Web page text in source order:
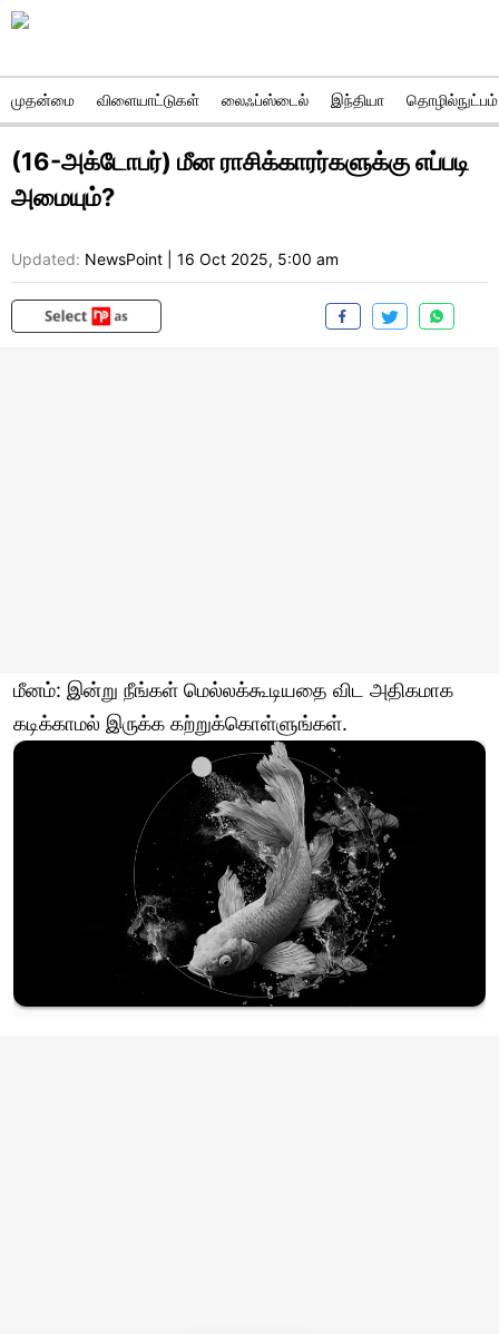
முதன்மை விளையாட்டுகள் லைஃப்ஸ்டைல் இந்தியா தொழில்நுட்பம்
(16-அக்டோபர்) மீன ராசிக்காரர்களுக்கு எப்படி
அமையும்?
Updated: NewsPoint 16 Oct 2025, 5:00 am
மீனம்: இன்று நீங்கள் மெல்லக்கூடியதை விட அதிகமாக
கடிக்காமல் இருக்க கற்றுக்கொள்ளுங்கள்.